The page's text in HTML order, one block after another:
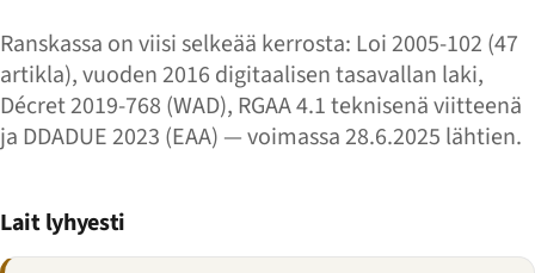
Ranskassa on viisi selkeää kerrosta: Loi 2005-102 (47
artikla), vuoden 2016 digitaalisen tasavallan laki,
Décret 2019-768 (WAD), RGAA 4.1 teknisenä viitteenä
ja DDADUE 2023 (EAA) — voimassa 28.6.2025 lähtien.
Lait lyhyesti